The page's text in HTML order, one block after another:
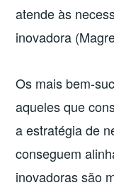
atende às
inovadora
Os mais bem-
aqueles que
a estratégia de
conseguem
inovadoras são